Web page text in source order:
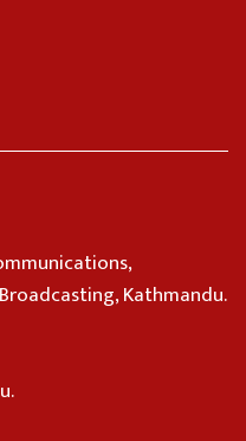
Kathmandu.